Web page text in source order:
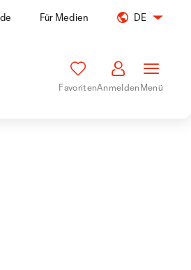
Für Medien DE
FavoritenAnmeldenMenü